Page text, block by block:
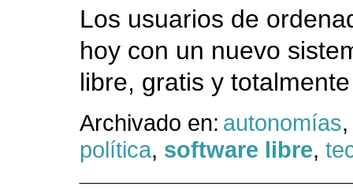
Los usuarios de
hoy con un nuevo
libre, gratis y
Archivado en: autonomías
política, software libre,